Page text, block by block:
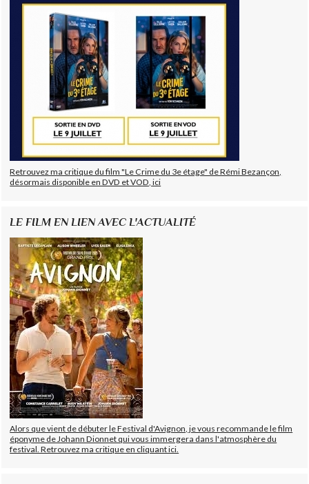
Retrouvez ma critique du film "Le Crime du 3e étage" de Rémi Bezançon,
désormais disponible en DVD et VOD, ici
LE FILM EN LIEN AVEC L'ACTUALITÉ
Alors que vient de débuter le Festival d'Avignon, je vous recommande le film
éponyme de Johann Dionnet qui vous immergera dans l'atmosphère du
festival. Retrouvez ma critique en cliquant ici.